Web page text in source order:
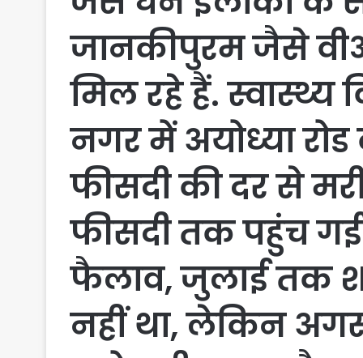
जानकीपुरम जैसे
मिल रहे हैं. स्वास्थ्य
नगर में अयोध्या
फीसदी की दर से
फीसदी तक पहुंच गई
फैलाव, जुलाई तक
नहीं था, लेकिन